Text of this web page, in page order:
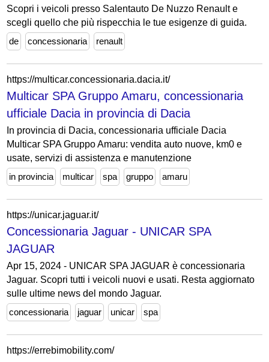
Scopri i veicoli presso Salentauto De Nuzzo Renault e
scegli quello che più rispecchia le tue esigenze di guida.
de
concessionaria renault
https://multicar.concessionaria.dacia.it/
Multicar SPA Gruppo Amaru, concessionaria
ufficiale Dacia in provincia di Dacia
In provincia di Dacia, concessionaria ufficiale Dacia
Multicar SPA Gruppo Amaru: vendita auto nuove, km0 e
usate, servizi di assistenza e manutenzione
in provincia
multicar spa gruppo amaru
https://unicar.jaguar.it/
Concessionaria Jaguar - UNICAR SPA
JAGUAR
Apr 15, 2024 - UNICAR SPA JAGUAR è concessionaria
Jaguar. Scopri tutti i veicoli nuovi e usati. Resta aggiornato
sulle ultime news del mondo Jaguar.
concessionaria
jaguar unicar spa
https://errebimobility.com/